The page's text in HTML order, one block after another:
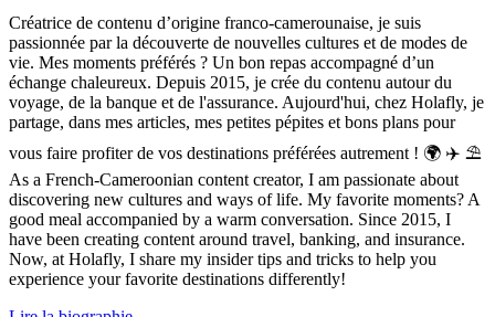
Créatrice de contenu d’origine franco-camerounaise, je suis
passionnée par la découverte de nouvelles cultures et de modes de
vie. Mes moments préférés ? Un bon repas accompagné d’un
échange chaleureux. Depuis 2015, je crée du contenu autour du
voyage, de la banque et de l'assurance. Aujourd'hui, chez Holafly, je
partage, dans mes articles, mes petites pépites et bons plans pour
vous faire profiter de vos destinations préférées autrement ! 🌍 ✈️ ⛱
As a French-Cameroonian content creator, I am passionate about
discovering new cultures and ways of life. My favorite moments? A
good meal accompanied by a warm conversation. Since 2015, I
have been creating content around travel, banking, and insurance.
Now, at Holafly, I share my insider tips and tricks to help you
experience your favorite destinations differently!